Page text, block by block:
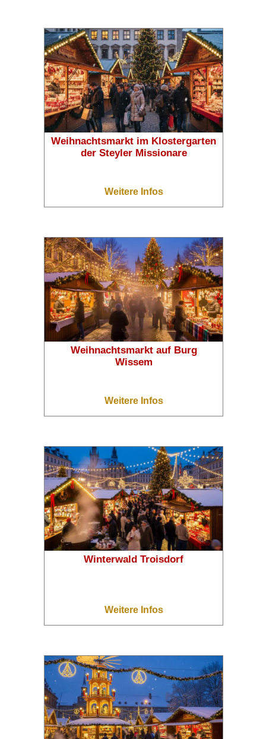
Weihnachtsmarkt im Klostergarten
der Steyler Missionare
Weitere Infos
Weihnachtsmarkt auf Burg
Wissem
Weitere Infos
Winterwald Troisdorf
Weitere Infos